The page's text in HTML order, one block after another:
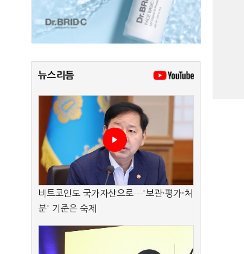
뉴스리듬
비트코인도 국가자산으로…'보관·평가·처
분' 기준은 숙제